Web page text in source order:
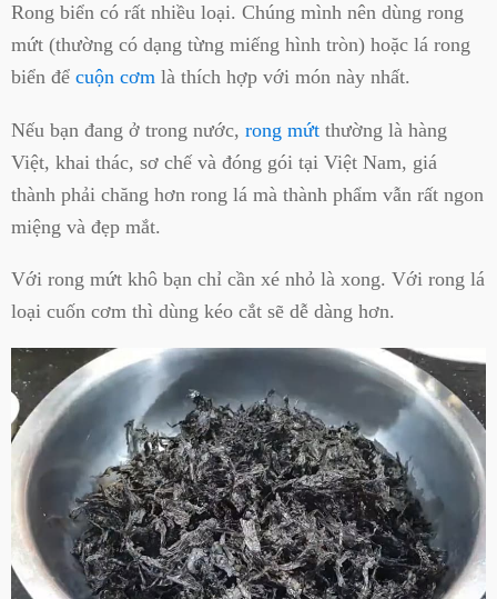
Rong biển có rất nhiều loại. Chúng mình nên dùng rong
mứt (thường có dạng từng miếng hình tròn) hoặc lá rong
biển để cuộn cơm là thích hợp với món này nhất.
Nếu bạn đang ở trong nước, rong mứt thường là hàng
Việt, khai thác, sơ chế và đóng gói tại Việt Nam, giá
thành phải chăng hơn rong lá mà thành phẩm vẫn rất ngon
miệng và đẹp mắt.
Với rong mứt khô bạn chỉ cần xé nhỏ là xong. Với rong lá
loại cuốn cơm thì dùng kéo cắt sẽ dễ dàng hơn.